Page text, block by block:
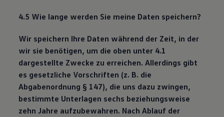
4.5 Wie lange werden Sie meine Daten speichern?
Wir speichern Ihre Daten während der Zeit, in der
wir sie benötigen, um die oben unter 4.1
dargestellte Zwecke zu erreichen. Allerdings gibt
es gesetzliche Vorschriften (z. B. die
Abgabenordnung § 147), die uns dazu zwingen,
bestimmte Unterlagen sechs beziehungsweise
zehn Jahre aufzubewahren. Nach Ablauf der